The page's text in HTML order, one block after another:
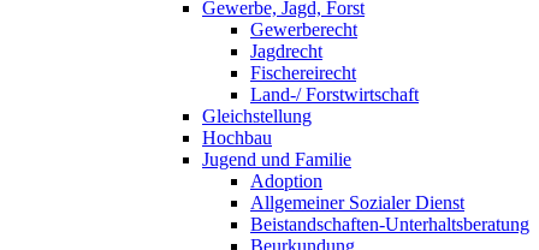
Gewerbe, Jagd, Forst
Gewerberecht
Jagdrecht
Fischereirecht
Land-/ Forstwirtschaft
Gleichstellung
Hochbau
Jugend und Familie
Adoption
Allgemeiner Sozialer Dienst
Beistandschaften-Unterhaltsberatung
Beurkundung